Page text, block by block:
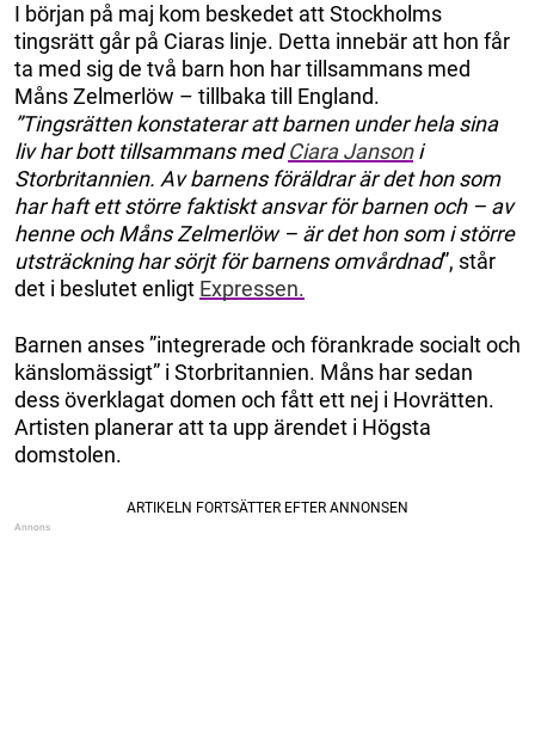
I början på maj kom beskedet att Stockholms
tingsrätt går på Ciaras linje. Detta innebär att hon får
ta med sig de två barn hon har tillsammans med
Måns Zelmerlöw – tillbaka till England.
”Tingsrätten konstaterar att barnen under hela sina
liv har bott tillsammans medCiara Jansoni
Storbritannien. Av barnens föräldrar är det hon som
har haft ett större faktiskt ansvar för barnen och – av
henne och Måns Zelmerlöw – är det hon som i större
utsträckning har sörjt för barnens omvårdnad”, står
det i beslutet enligt Expressen.
Barnen anses ”integrerade och förankrade socialt och
känslomässigt” i Storbritannien. Måns har sedan
dess överklagat domen och fått ett nej i Hovrätten.
Artisten planerar att ta upp ärendet i Högsta
domstolen.